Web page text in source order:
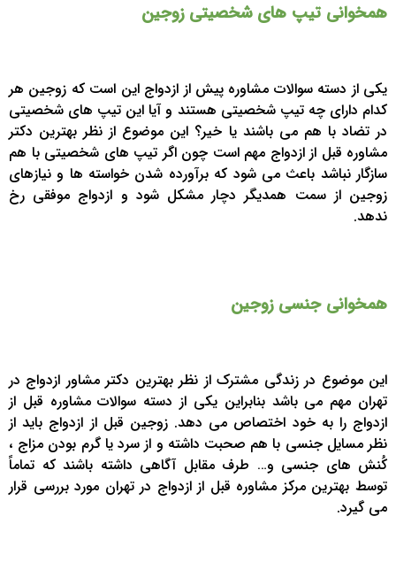
همخوانی تیپ های شخصیتی زوجین
یکی از دسته سوالات مشاوره پیش از ازدواج این است که زوجین هر
کدام دارای چه تیپ شخصیتی هستند و آیا این تیپ های شخصیتی
در تضاد با هم می باشند یا خیر؟ این موضوع از نظر بهترین دکتر
مشاوره قبل از ازدواج مهم است چون اگر تیپ های شخصیتی با هم
سازگار نباشد باعث می شود که برآورده شدن خواسته ها و نیازهای
زوجین از سمت همدیگر دچار مشکل شود و ازدواج موفقی رخ
ندهد.
همخوانی جنسی زوجین
این موضوع در زندگی مشترک از نظر بهترین دکتر مشاور ازدواج در
تهران مهم می باشد بنابراین یکی از دسته سوالات مشاوره قبل از
ازدواج را به خود اختصاص می دهد. زوجین قبل از ازدواج باید از
نظر مسایل جنسی با هم صحبت داشته و از سرد یا گرم بودن مزاج ،
کُنش های جنسی و… طرف مقابل آگاهی داشته باشند که تماماً
توسط بهترین مرکز مشاوره قبل از ازدواج در تهران مورد بررسی قرار
می گیرد.